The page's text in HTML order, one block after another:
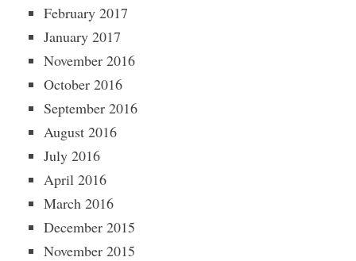
February 2017
January 2017
November 2016
October 2016
September 2016
August 2016
July 2016
April 2016
March 2016
December 2015
November 2015